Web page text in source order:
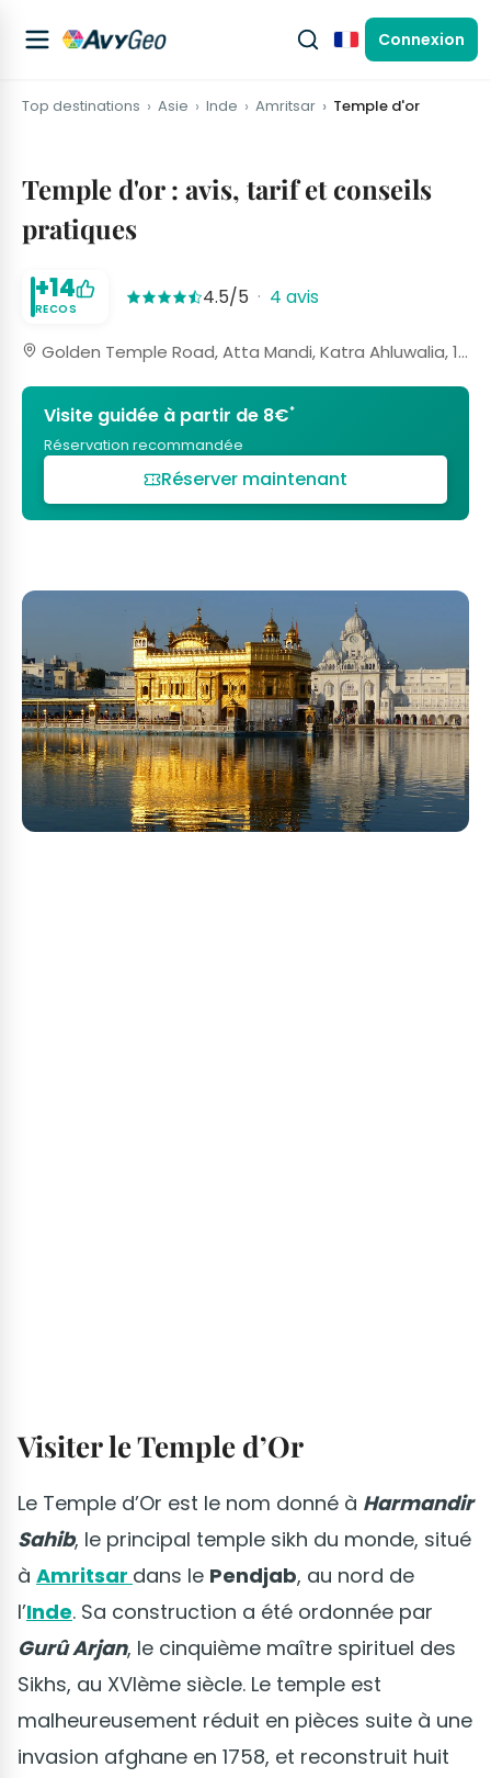
FrançaisConnexion
Top destinations Asie Inde Amritsar Temple d'or
Temple d'or : avis, tarif et conseils
pratiques
+14
RECOS 4.5/5 · 4 avis
Golden Temple Road, Atta Mandi, Katra Ahluwalia, 143006 Amritsar, Inde
Visite guidée à partir de 8€*
Réservation recommandée
Réserver maintenant
Visiter le Temple d’Or
Le Temple d’Or est le nom donné à Harmandir
Sahib, le principal temple sikh du monde, situé
à Amritsar dans le Pendjab, au nord de
l’Inde. Sa construction a été ordonnée par
Gurû Arjan, le cinquième maître spirituel des
Sikhs, au XVIème siècle. Le temple est
malheureusement réduit en pièces suite à une
invasion afghane en 1758, et reconstruit huit